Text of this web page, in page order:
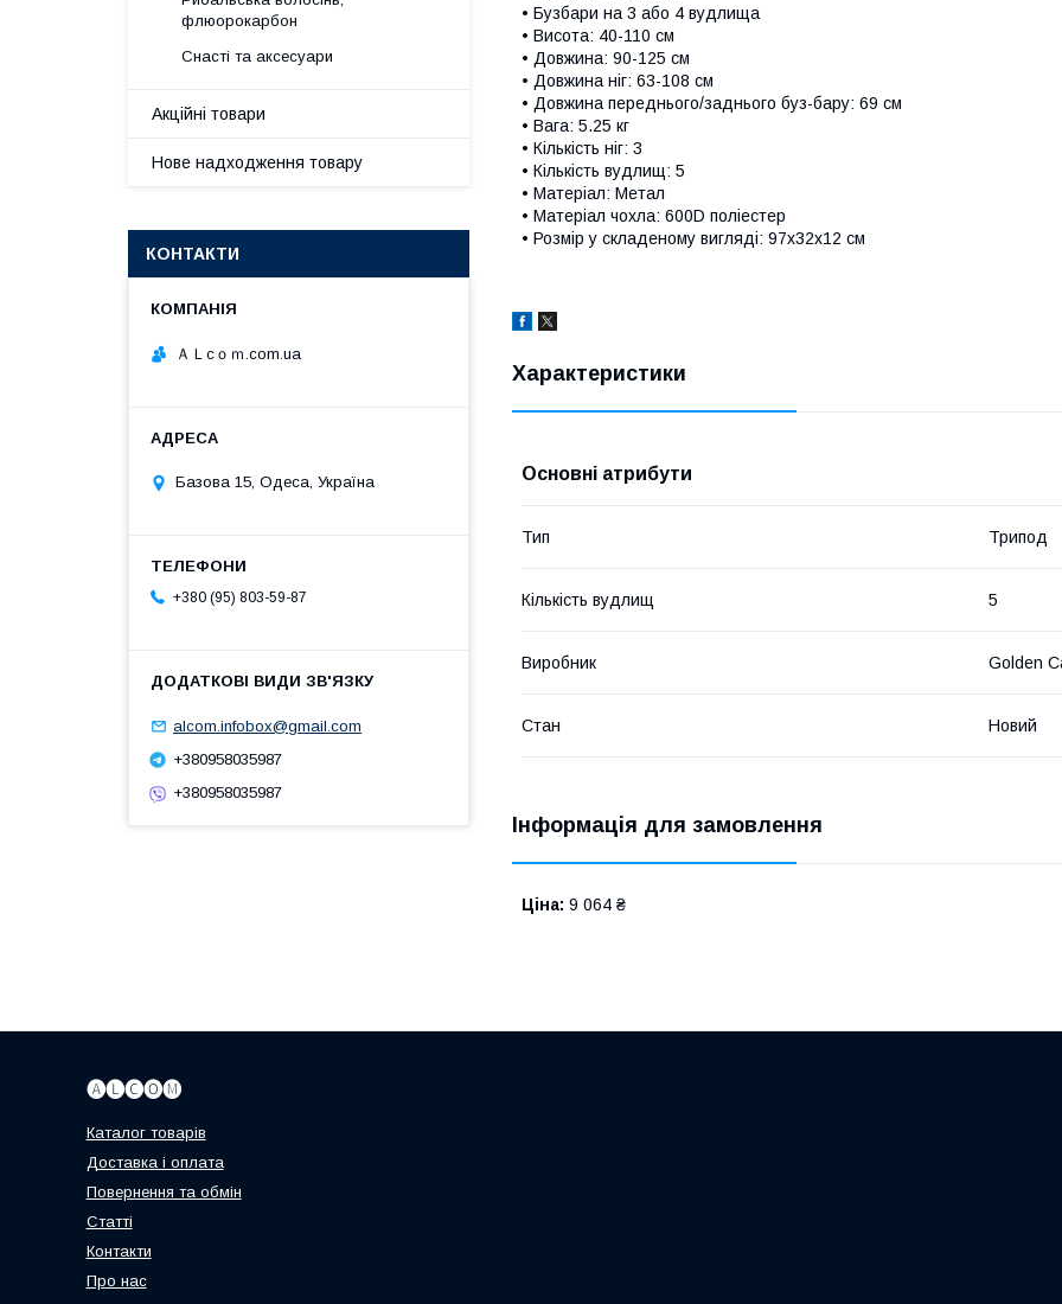
• Бузбари на 3 або 4 вудлища
• Висота: 40-110 см
• Довжина: 90-125 см
• Довжина ніг: 63-108 см
• Довжина переднього/заднього буз-бару: 69 см
• Вага: 5.25 кг
• Кількість ніг: 3
• Кількість вудлищ: 5
• Матеріал: Метал
• Матеріал чохла: 600D поліестер
• Розмір у складеному вигляді: 97x32x12 см
Характеристики
Основні атрибути
Тип Трипод
Кількість вудлищ 5
Виробник Golden
Стан Новий
Інформація для замовлення
Ціна: 9 064 ₴
флюорокарбон
Снасті та аксесуари
Акційні товари
Нове надходження товару
КОНТАКТИ
ＡＬcｏｍ.com.ua
Базова 15, Одеса, Україна
+380 (95) 803-59-87
alcom.infobox@gmail.com
+380958035987
+380958035987
🅐🅛🅒🅞🅜
Каталог товарів
Доставка і оплата
Повернення та обмін
Статті
Контакти
Про нас